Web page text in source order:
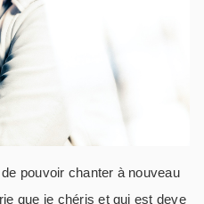
pouvoir chanter à nouveau
que je chéris et qui est deve